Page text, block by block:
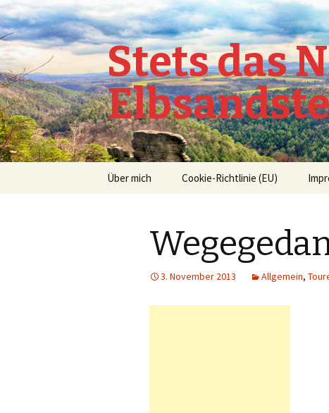
Stets das
Springe
Über mich Cookie-Richtlinie (EU)
3. November 2013 Allgemein,